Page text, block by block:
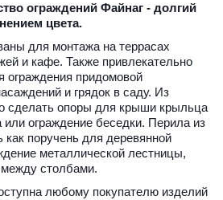
ограждений Файнаг - долгий
цвета.
для монтажа на террасах
и кафе. Также привлекательно
ограждения придомовой
и грядок в саду. Из
сделать опоры для крыши крыльца
или ограждение беседки. Перила из
поручень для деревянной
металлической лестницы,
столбами.
любому покупателю изделий